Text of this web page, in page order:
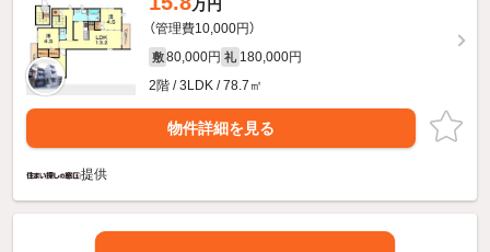
万円
（管理費10,000円）
敷 80,000円 礼 180,000円
2階 / 3LDK / 78.7㎡
物件詳細を見る
提供